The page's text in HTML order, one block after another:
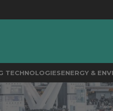
TECHNOLOGIESENERGY &